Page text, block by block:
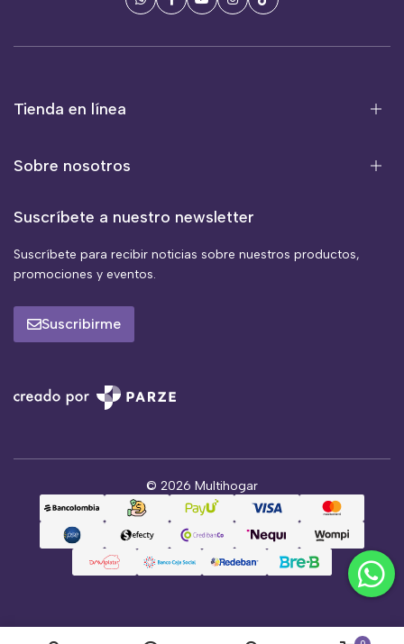
Tienda en línea
Sobre nosotros
Suscríbete a nuestro newsletter
Suscríbete para recibir noticias sobre nuestros productos,
promociones y eventos.
Suscribirme
© 2026 Multihogar